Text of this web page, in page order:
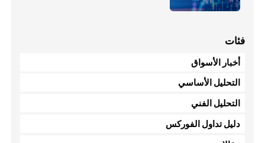
فئات
أخبار الأسواق
التحليل الأساسي
التحليل الفني
دليل تداول الفوركس